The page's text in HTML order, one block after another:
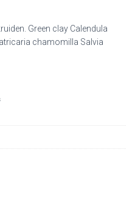
Green clay Calendula
chamomilla Salvia